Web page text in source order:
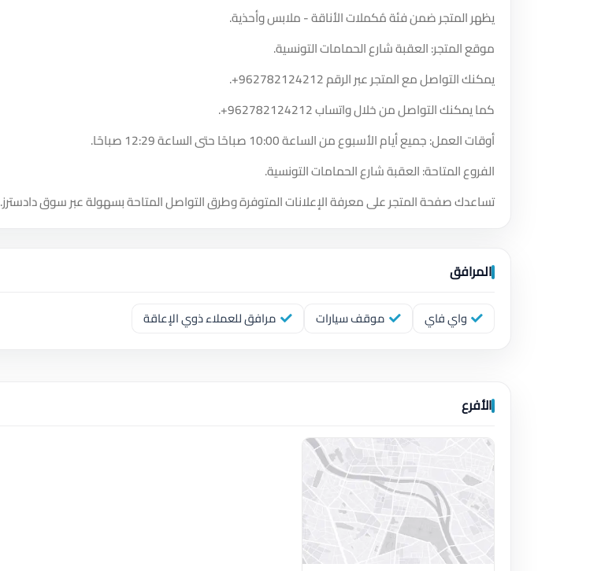
يظهر المتجر ضمن فئة مُكملات الأناقة - ملابس وأحذية.
موقع المتجر: العقبة شارع الحمامات التونسية.
يمكنك التواصل مع المتجر عبر الرقم+962782124212
.
كما يمكنك التواصل من خلال واتساب+962782124212
.
أوقات العمل: جميع أيام الأسبوع من الساعة 10:00 صباحًا حتى الساعة 12:29 صباحًا.
الفروع المتاحة: العقبة شارع الحمامات التونسية.
تساعدك صفحة المتجر على معرفة الإعلانات المتوفرة وطرق التواصل المتاحة بسهولة عبر سوق دادسترز.
المرافق
واي فاي موقف سيارات مرافق للعملاء ذوي الإعاقة
الأفرع